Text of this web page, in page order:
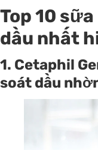
Top 10
dầu nhất
1. Cetaphil
soát dầu